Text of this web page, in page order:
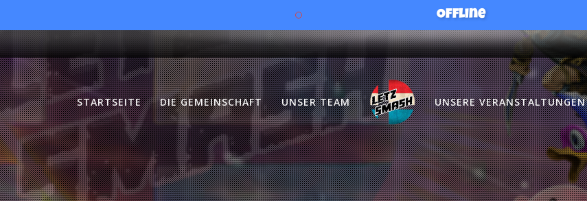
Offline
Skip
to
content
STARTSEITE DIE GEMEINSCHAFT UNSER TEAM UNSERE VERANSTALTUNGEN